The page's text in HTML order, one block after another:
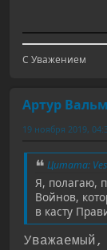
С Уважением
Артур
19 ноября 2019,
Цитата:
Я, полагаю,
Войнов,
в касту